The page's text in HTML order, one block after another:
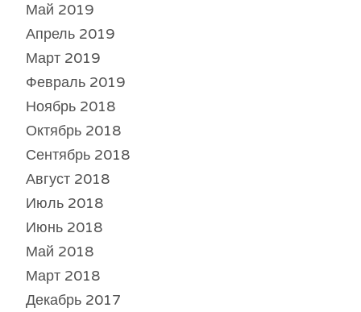
Май 2019
Апрель 2019
Март 2019
Февраль 2019
Ноябрь 2018
Октябрь 2018
Сентябрь 2018
Август 2018
Июль 2018
Июнь 2018
Май 2018
Март 2018
Декабрь 2017